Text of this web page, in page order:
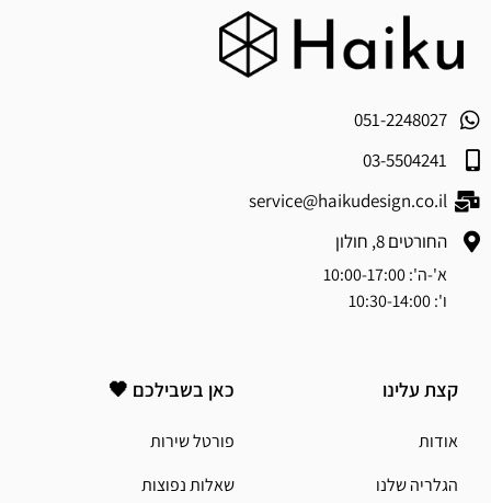
051-2248027
03-5504241
service@haikudesign.co.il
החורטים 8, חולון
א'-ה': 10:00-17:00
ו': 10:30-14:00
קצת עלינו
אודות
הגלריה שלנו
כאן בשבילכם 🖤
פורטל שירות
שאלות נפוצות